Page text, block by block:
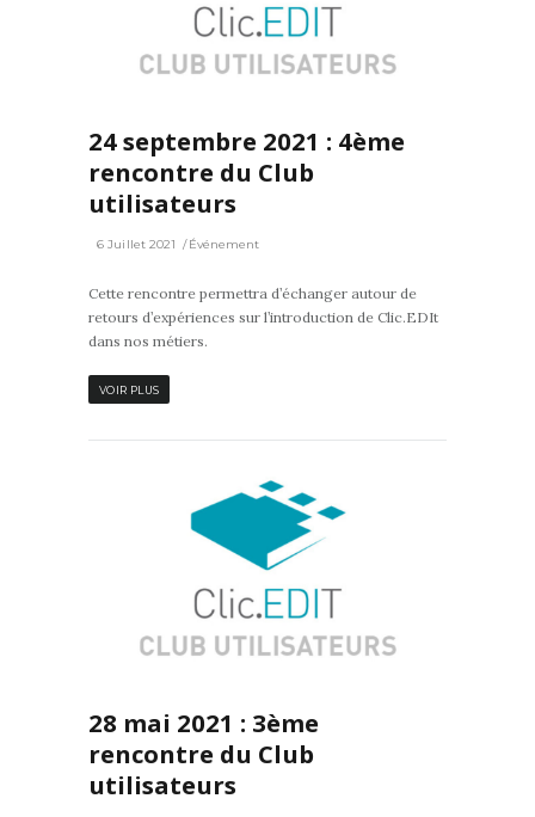
24 septembre 2021 : 4ème
rencontre du Club
utilisateurs
6 Juillet 2021 Événement
Cette rencontre permettra d’échanger autour de
retours d’expériences sur l’introduction de Clic.EDIt
dans nos métiers.
VOIR PLUS
28 mai 2021 : 3ème
rencontre du Club
utilisateurs